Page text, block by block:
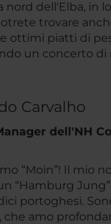
nord dell'Elba, in
trovare
ottimi piatti di
un concerto di
Carvalho
dell'NH
“Moin”! Il mio
“Hamburg
portoghesi.
che amo